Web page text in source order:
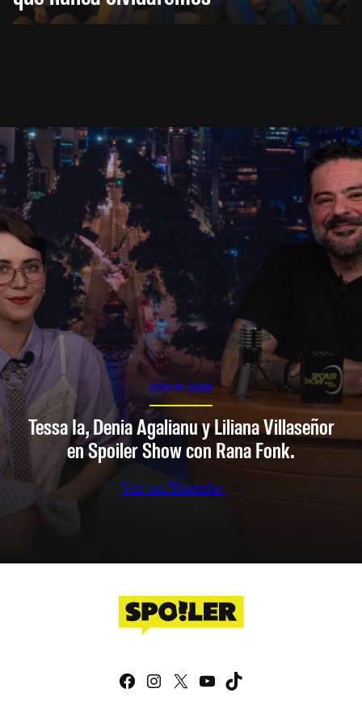
SPOILER SHOW
Tessa Ia, Denia Agalianu y Liliana Villaseñor
en Spoiler Show con Rana Fonk.
Ver en Youtube
Facebook
Instagram
X YouTube